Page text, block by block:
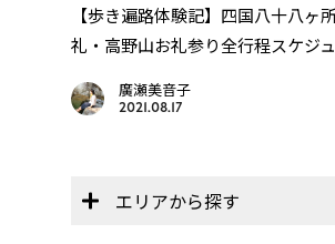
【歩き遍路体験記】四国八十八ヶ
礼・高野山お礼参り全行程スケジ
廣瀬美音子
2021.08.17
エリアから探す